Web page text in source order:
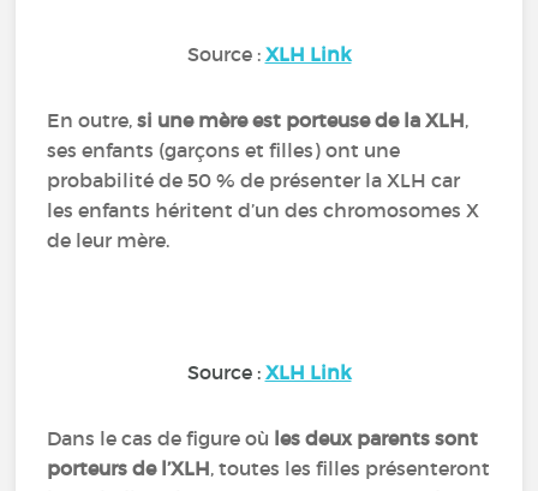
Source : XLH Link
En outre,si une mère est porteuse de la XLH,
ses enfants (garçons et filles) ont une
probabilité de 50 % de présenter la XLH car
les enfants héritent d’un des chromosomes X
de leur mère.
Source : XLH Link
Dans le cas de figure où les deux parents sont
porteurs de l’XLH, toutes les filles présenteront